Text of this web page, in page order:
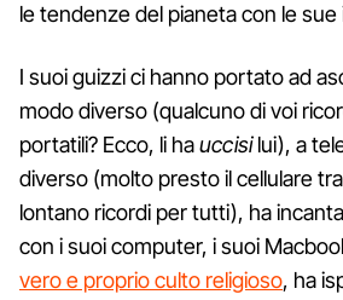
le tendenze del pianeta con le sue
I suoi guizzi ci hanno portato ad
modo diverso (qualcuno di voi
portatili? Ecco, li hauccisilui), a
diverso (molto presto il cellulare
lontano ricordi per tutti), ha
con i suoi computer, i suoi
vero e proprio culto religioso, ha